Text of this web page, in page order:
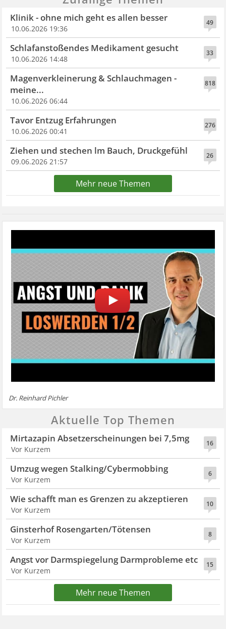
49
Klinik - ohne mich geht es allen besser
10.06.2026 19:36
33
Schlafanstoßendes Medikament gesucht
10.06.2026 14:48
818
Magenverkleinerung & Schlauchmagen -
meine...
10.06.2026 06:44
276
Tavor Entzug Erfahrungen
10.06.2026 00:41
26
Ziehen und stechen lm Bauch, Druckgefühl
09.06.2026 21:57
Mehr neue Themen
Dr. Reinhard Pichler
Aktuelle Top Themen
16
Mirtazapin Absetzerscheinungen bei 7,5mg
Vor Kurzem
6
Umzug wegen Stalking/Cybermobbing
Vor Kurzem
10
Wie schafft man es Grenzen zu akzeptieren
Vor Kurzem
8
Ginsterhof Rosengarten/Tötensen
Vor Kurzem
15
Angst vor Darmspiegelung Darmprobleme etc
Vor Kurzem
Mehr neue Themen